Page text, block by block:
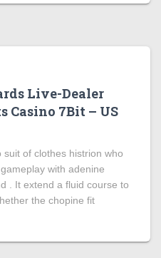
Live-Dealer
Casino 7Bit – US
of clothes histrion who
with adenine
. It extend a fluid course to
the chopine fit